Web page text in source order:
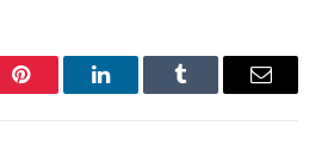
Pinterest LinkedInTumblr
Correo